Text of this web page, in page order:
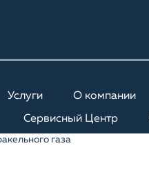
Услуги О компании
Сервисный Центр
газа